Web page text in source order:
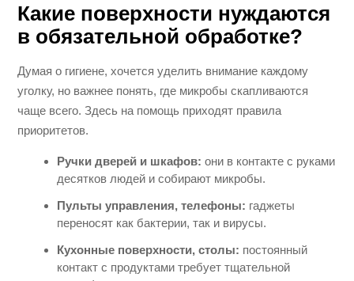
Какие поверхности нуждаются
в обязательной обработке?
Думая о гигиене, хочется уделить внимание каждому
уголку, но важнее понять, где микробы скапливаются
чаще всего. Здесь на помощь приходят правила
приоритетов.
Ручки дверей и шкафов: они в контакте с руками
десятков людей и собирают микробы.
Пульты управления, телефоны: гаджеты
переносят как бактерии, так и вирусы.
Кухонные поверхности, столы: постоянный
контакт с продуктами требует тщательной